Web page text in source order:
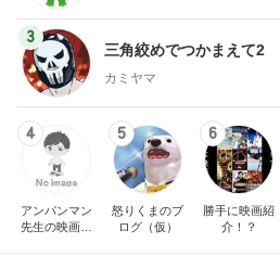
3
三角絞めでつかまえて2
カミヤマ
4
アンパンマン
先生の映画講
5
怒りくまのブ
ログ（仮）
6
勝手に映画紹
介！？